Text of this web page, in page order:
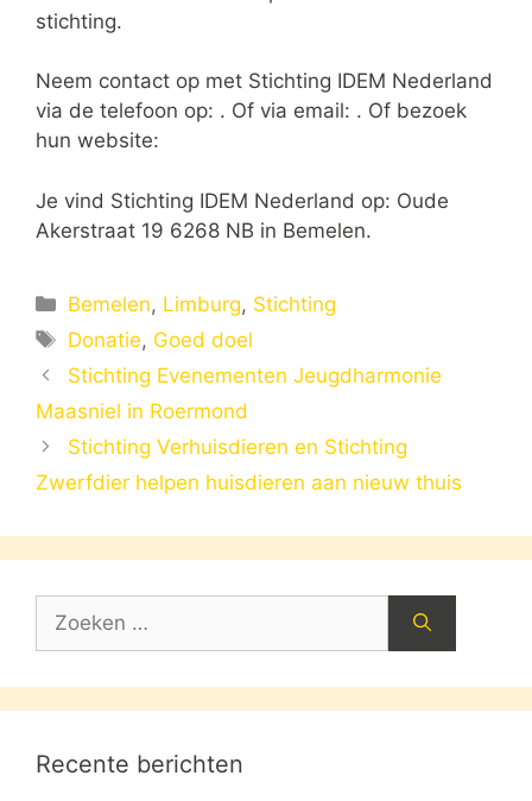
stichting.
Neem contact op met Stichting IDEM Nederland
via de telefoon op: . Of via email: . Of bezoek
hun website:
Je vind Stichting IDEM Nederland op: Oude
Akerstraat 19 6268 NB in Bemelen.
Categorieën
Bemelen, Limburg, Stichting
Tags
Donatie, Goed doel
Stichting Evenementen Jeugdharmonie
Maasniel in Roermond
Stichting Verhuisdieren en Stichting
Zwerfdier helpen huisdieren aan nieuw thuis
naar:
Recente berichten